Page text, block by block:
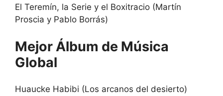
El Teremín, la Serie y el Boxitracio (Martín
Proscia y Pablo Borrás)
Mejor Álbum de Música
Global
Huaucke Habibi (Los arcanos del desierto)